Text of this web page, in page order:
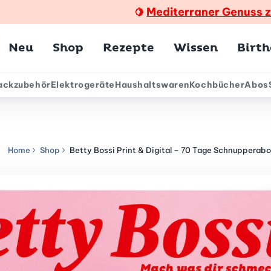
🍋 Mediterraner Genuss
Neu Shop Rezepte Wissen
ElektrogeräteHaushaltswarenKochbücherAbos
Home Shop Betty Bossi Print & Digital – 70 Tage Schnupperabo